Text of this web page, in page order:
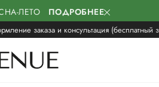
ЛЕТО ПОДРОБНЕЕ
заказа и консультация (бесплатный